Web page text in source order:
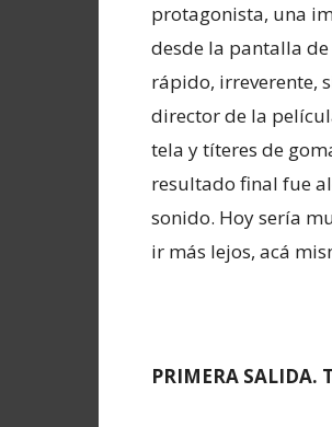
protagonista, una
desde la pantalla
rápido, irreverente,
director de la
tela y títeres de
resultado final fue
sonido. Hoy sería
ir más lejos, acá
PRIMERA SALIDA.